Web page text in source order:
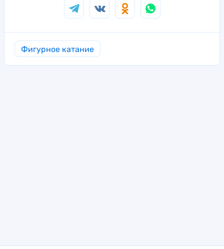
Фигурное катание